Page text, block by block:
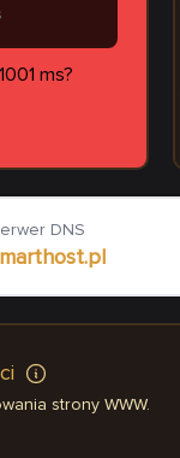
ms?
DNS
strony WWW.